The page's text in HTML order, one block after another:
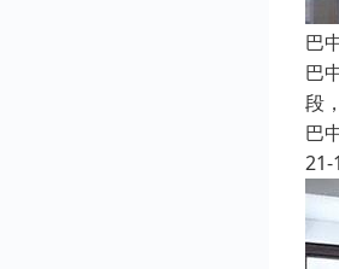
巴
巴
段
巴
21-